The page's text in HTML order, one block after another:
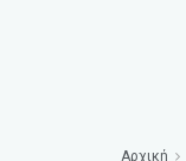
Αρχική